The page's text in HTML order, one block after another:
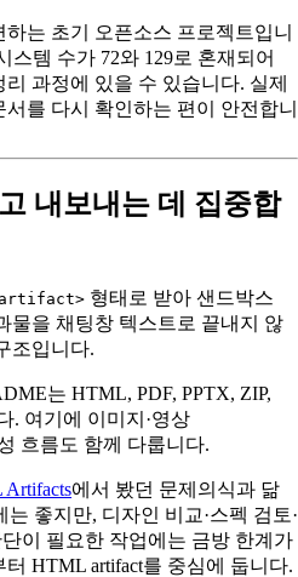
하는 초기 오픈소스 프로젝트입니
템 수가 72와 129로 혼재되어
과정에 있을 수 있습니다. 실제
를 다시 확인하는 편이 안전합니
내보내는 데 집중합
형태로 받아 샌드박스
물을 채팅창 텍스트로 끝내지 않
조입니다.
는 HTML, PDF, PPTX, ZIP,
. 여기에 이미지·영상
흐름도 함께 다룹니다.
Artifacts에서 봤던 문제의식과 닮
좋지만, 디자인 비교·스펙 검토·
이 필요한 작업에는 금방 한계가
터 HTML artifact를 중심에 둡니다.